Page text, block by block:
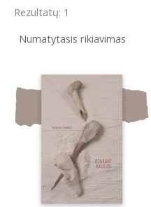
Rezultatų: 1